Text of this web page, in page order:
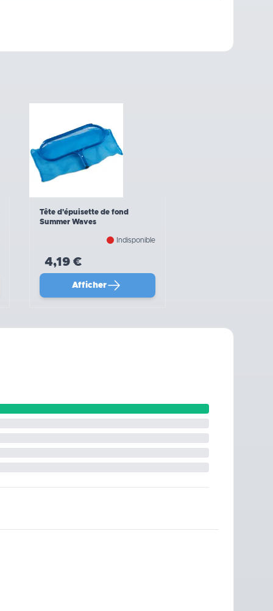
Tête d'épuisette de fond
Summer Waves
Indisponible
4,19 €
Afficher